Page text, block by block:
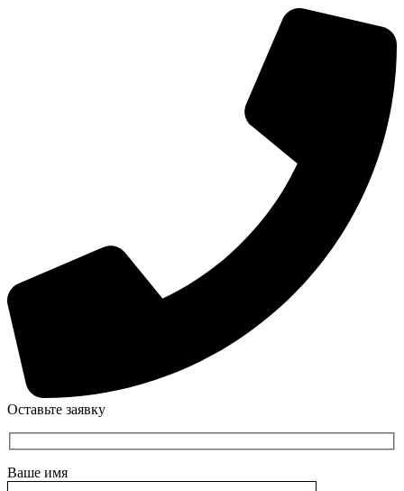
Оставьте заявку
Ваше имя